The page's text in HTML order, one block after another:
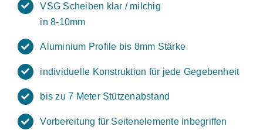
VSG Scheiben klar / milchig
in 8-10mm
Aluminium Profile bis 8mm Stärke
individuelle Konstruktion für jede Gegebenheit
bis zu 7 Meter Stützenabstand
Vorbereitung für Seitenelemente inbegriffen